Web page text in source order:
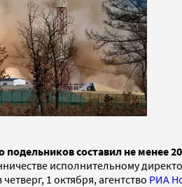
составил не менее
исполнительному
1 октября, агентство РИА